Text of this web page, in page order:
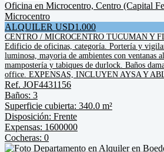
Oficina en Microcentro, Centro (Capital
Microcentro
ALQUILER USD1.000
CENTRO / MICROCENTRO TUCUMAN Y
Edificio de oficinas, categoría. Portería y
luminosa, mayoria de ambientes con ventanas
mampostería y tabiques de durlock. Baños
office. EXPENSAS, INCLUYEN AYSA Y
Ref. JOF4431156
Baños: 3
Superficie cubierta: 340.0 m²
Disposición: Frente
Expensas: 1600000
Cocheras: 0